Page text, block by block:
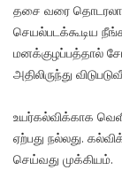
தசை வரை
செயல்படக்கூடிய
மனக்குழப்பத்தால்
அதிலிருந்து
உயர்கல்விக்காக
ஏற்பது நல்லது.
செய்வது முக்கியம்.